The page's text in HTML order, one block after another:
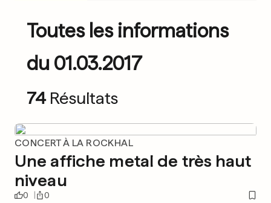
Toutes les informations
du 01.03.2017
74 Résultats
CONCERT À LA ROCKHAL
Une affiche metal de très haut
niveau
0 0